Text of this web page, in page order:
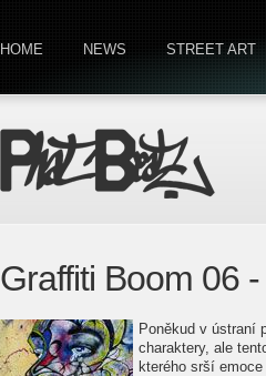
HOME NEWS STREET ART
Graffiti Boom 06
Poněkud v ústraní
charaktery, ale
kterého srší